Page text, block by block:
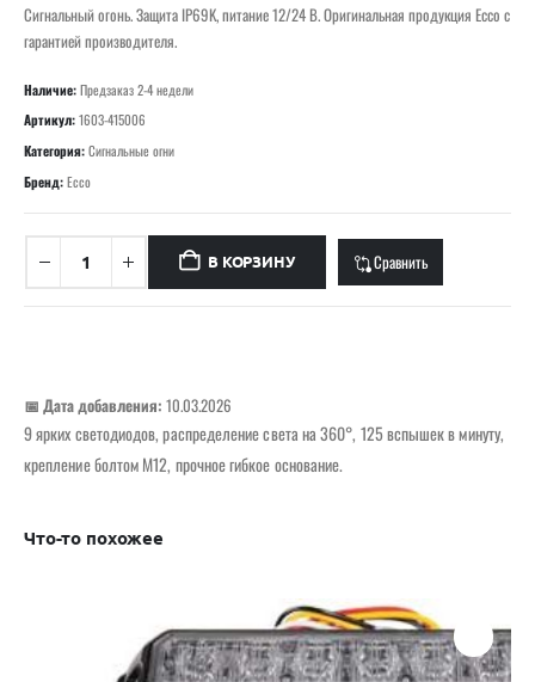
Сигнальный огонь. Защита IP69K, питание 12/24 В. Оригинальная продукция Ecco с
гарантией производителя.
Наличие:Предзаказ 2-4 недели
Артикул:1603-415006
Категория:Сигнальные огни
Бренд:Ecco
В КОРЗИНУ Сравнить
📅 Дата добавления: 10.03.2026
9 ярких светодиодов, распределение света на 360°, 125 вспышек в минуту,
крепление болтом M12, прочное гибкое основание.
Что-то похожее